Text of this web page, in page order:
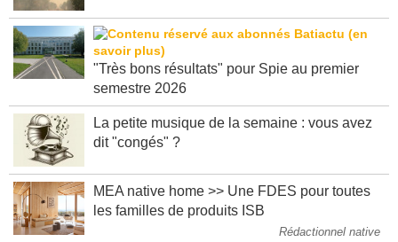
"Très bons résultats" pour Spie au premier
semestre 2026
La petite musique de la semaine : vous avez
dit "congés" ?
MEA native home >> Une FDES pour toutes
les familles de produits ISB
Rédactionnel native